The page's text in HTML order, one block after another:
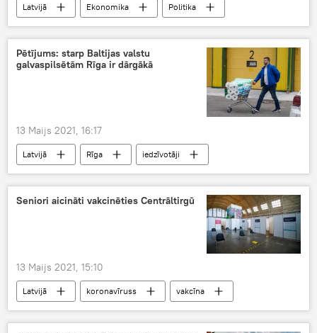
Latvijā Ekonomika
Politika
Saeima
deputāti alga
Pētījums: starp Baltijas valstu
galvaspilsētām Rīga ir dārgākā
13 Maijs 2021, 16:17
Latvijā Rīga
iedzīvotāji
ienākumi
Seniori aicināti vakcinēties Centrāltirgū
13 Maijs 2021, 15:10
Latvijā koronavīruss
vakcīna
vakcinācija